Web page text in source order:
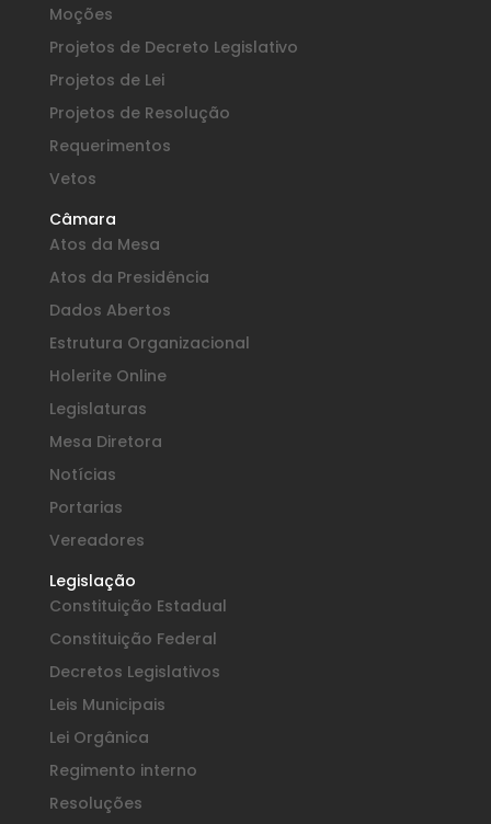
Moções
Projetos de Decreto Legislativo
Projetos de Lei
Projetos de Resolução
Requerimentos
Vetos
Câmara
Atos da Mesa
Atos da Presidência
Dados Abertos
Estrutura Organizacional
Holerite Online
Legislaturas
Mesa Diretora
Notícias
Portarias
Vereadores
Legislação
Constituição Estadual
Constituição Federal
Decretos Legislativos
Leis Municipais
Lei Orgânica
Regimento interno
Resoluções